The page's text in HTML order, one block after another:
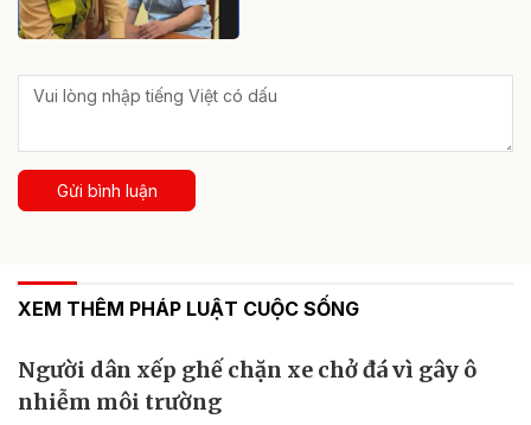
Gửi bình luận
XEM THÊM PHÁP LUẬT CUỘC SỐNG
Người dân xếp ghế chặn xe chở đá vì gây ô
nhiễm môi trường